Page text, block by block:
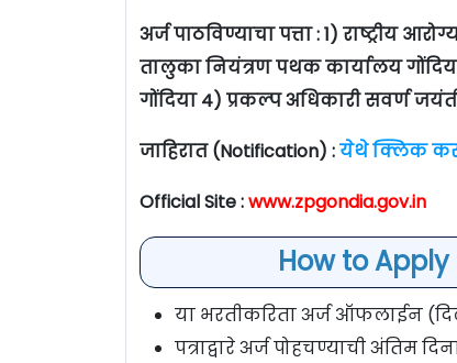
अर्ज पाठविण्याचा पत्ता : 1) राष्ट्रीय
तालुका नियंत्रण पथक कार्यालय
गोंदिया 4) प्रकल्प अधिकारी सवर्ण
जाहिरात (Notification) :येथे क्लिक
Official Site :www.zpgondia.gov.in
How to Apply
या भरतीकरिता अर्ज ऑफलाईन
पत्राद्वारे अर्ज पोहचण्याची अंतिम